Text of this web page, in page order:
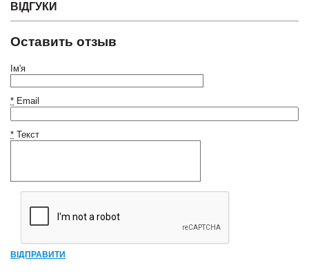
ВІДГУКИ
Оставить отзыв
Ім'я
* Email
* Текст
ВІДПРАВИТИ